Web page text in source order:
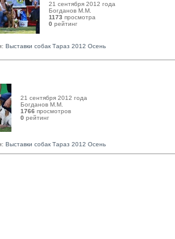
21 сентября 2012 года
Богданов М.М.
1173 просмотра
0 рейтинг
Выставки собак Тараз 2012 Осень
21 сентября 2012 года
Богданов М.М.
1766 просмотров
0 рейтинг
Выставки собак Тараз 2012 Осень